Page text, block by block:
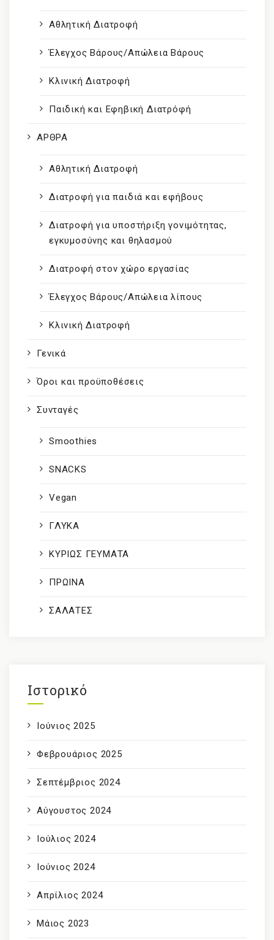
Αθλητική Διατροφή
Έλεγχος Βάρους/Απώλεια Βάρους
Κλινική Διατροφή
Παιδική και Εφηβική Διατρόφή
ΑΡΘΡΑ
Αθλητική Διατροφή
Διατροφή για παιδιά και εφήβους
Διατροφή για υποστήριξη γονιμότητας,
εγκυμοσύνης και θηλασμού
Διατροφή στον χώρο εργασίας
Έλεγχος Βάρους/Απώλεια λίπους
Κλινική Διατροφή
Γενικά
Όροι και προϋποθέσεις
Συνταγές
Smoothies
SNACKS
Vegan
ΓΛΥΚΑ
ΚΥΡΙΩΣ ΓΕΥΜΑΤΑ
ΠΡΩΙΝΑ
ΣΑΛΑΤΕΣ
Ιστορικό
Ιούνιος 2025
Φεβρουάριος 2025
Σεπτέμβριος 2024
Αύγουστος 2024
Ιούλιος 2024
Ιούνιος 2024
Απρίλιος 2024
Μάιος 2023